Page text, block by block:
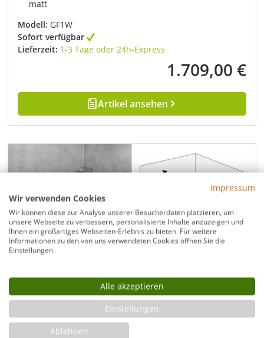
matt
Modell: GF1W
Sofort verfügbar
Lieferzeit: 1-3 Tage oder 24h-Express
Regulärer Preis:
1.709,00 €
Artikel ansehen
Eck-Duschkabine 2 Falttüren verkürzte Höhe
173cm
Impressum
Wir verwenden Cookies
Wir können diese zur Analyse unserer Besucherdaten platzieren, um
unsere Webseite zu verbessern, personalisierte Inhalte anzuzeigen und
Ihnen ein großartiges Webseiten-Erlebnis zu bieten. Für weitere
Informationen zu den von uns verwendeten Cookies öffnen Sie die
Einstellungen.
Alle akzeptieren
Einstellungen
Ablehnen